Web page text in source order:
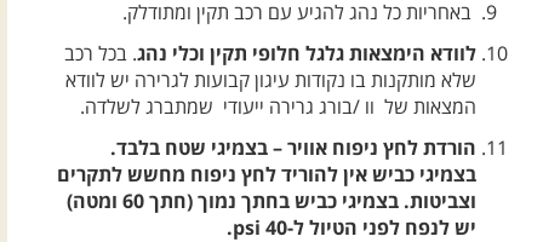
באחריות כל נהג להגיע עם רכב תקין ומתודלק.
לוודא הימצאות גלגל חלופי תקין וכלי נהג. בכל רכב
שלא מותקנות בו נקודות עיגון קבועות לגרירה יש לוודא
המצאות של וו /בורג גרירה ייעודי שמתברג לשלדה.
הורדת לחץ ניפוח אוויר – בצמיגי שטח בלבד.
בצמיגי כביש אין להוריד לחץ ניפוח מחשש לתקרים
וצביטות. בצמיגי כביש בחתך נמוך (חתך 60 ומטה)
יש לנפח לפני הטיול ל-40 psi.